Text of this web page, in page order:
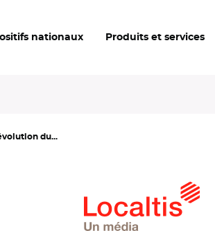
nationaux Produits et services
du...